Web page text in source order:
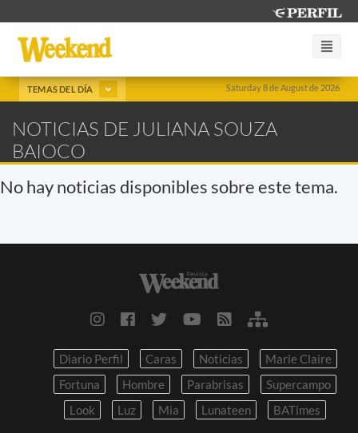
Saturday 8 de August de 2026
TEMAS DEL DÍA
NOTICIAS DE JULIANA SOUZA
BAIOCO
No hay noticias disponibles sobre este tema.
Diario Perfil Caras Noticias
Marie Claire
Fortuna
Hombre Parabrisas
Supercampo
Look
Luz Mia Lunateen BATimes